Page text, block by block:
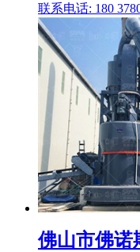
联系电话: 180
佛山市佛诺